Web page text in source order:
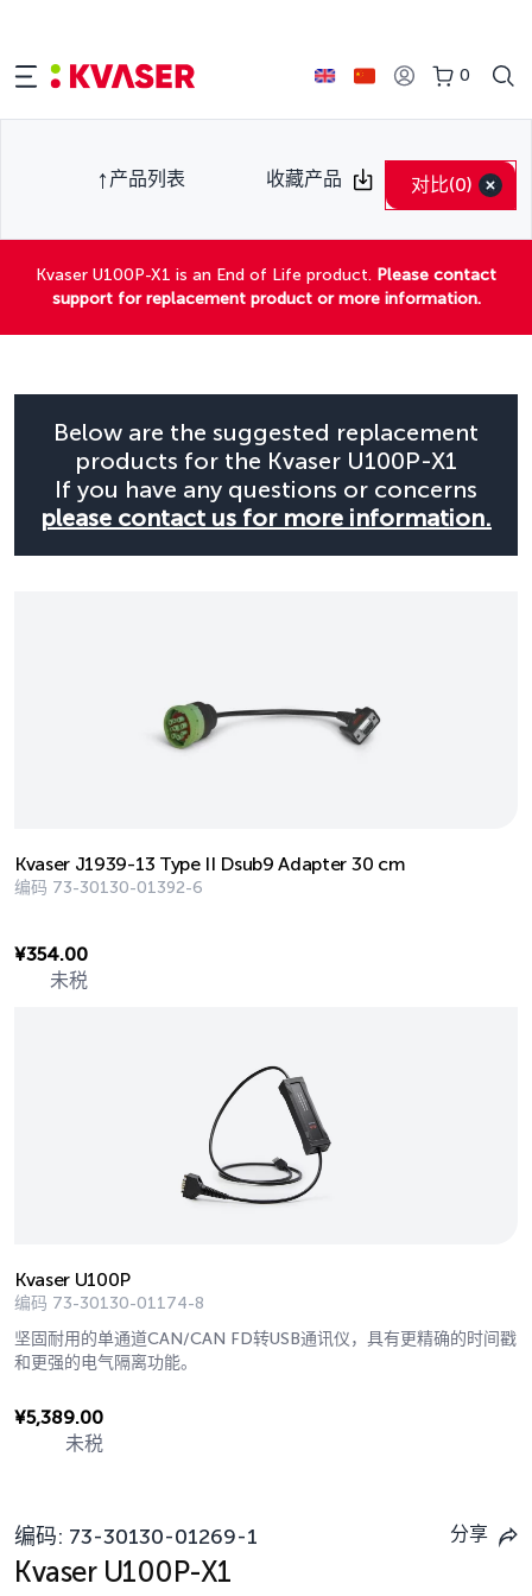
0
产品列表 收藏产品 对比(0)
Kvaser U100P-X1 is an End of Life product. Please contact
support for replacement product or more information.
Below are the suggested replacement
products for the Kvaser U100P-X1
If you have any questions or concerns
please contact us for more information.
Kvaser J1939-13 Type II Dsub9 Adapter 30 cm
编码 73-30130-01392-6
¥354.00
未税
Kvaser U100P
编码 73-30130-01174-8
坚固耐用的单通道CAN/CAN FD转USB通讯仪，具有更精确的时间戳
和更强的电气隔离功能。
¥5,389.00
未税
编码: 73-30130-01269-1 分享
Kvaser U100P-X1